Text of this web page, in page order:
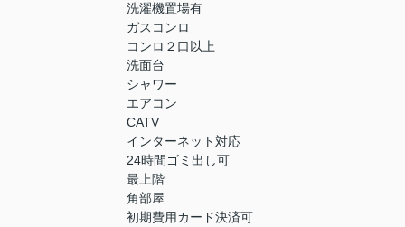
洗濯機置場有
ガスコンロ
コンロ２口以上
洗面台
シャワー
エアコン
CATV
インターネット対応
24時間ゴミ出し可
最上階
角部屋
初期費用カード決済可